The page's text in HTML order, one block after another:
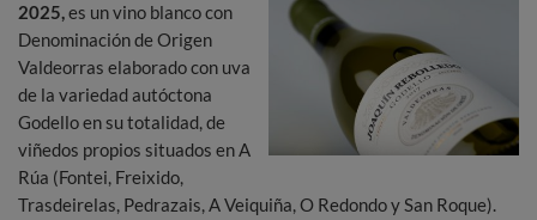
2025,es un vino blanco con
Denominación de Origen
Valdeorras elaborado con uva
de la variedad autóctona
Godello en su totalidad, de
viñedos propios situados en A
Rúa (Fontei, Freixido,
Trasdeirelas, Pedrazais, A Veiquiña, O Redondo y San Roque).